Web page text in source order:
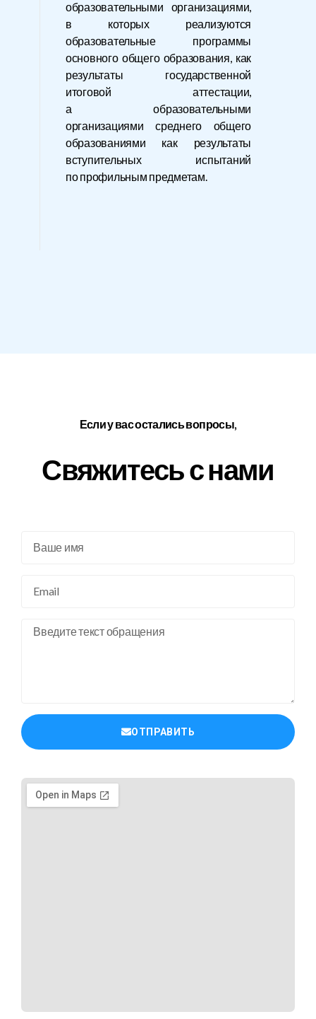
образовательными организациями,
в которых реализуются
образовательные программы
основного общего образования, как
результаты государственной
итоговой аттестации,
а образовательными
организациями среднего общего
образованиями как результаты
вступительных испытаний
по профильным предметам.
Если у вас остались вопросы,
Свяжитесь с нами
ОТПРАВИТЬ